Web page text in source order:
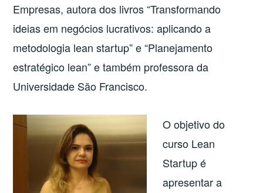
Empresas, autora dos livros “Transformando
ideias em negócios lucrativos: aplicando a
metodologia lean startup” e “Planejamento
estratégico lean” e também professora da
Universidade São Francisco.
O objetivo do
curso Lean
Startup é
apresentar a